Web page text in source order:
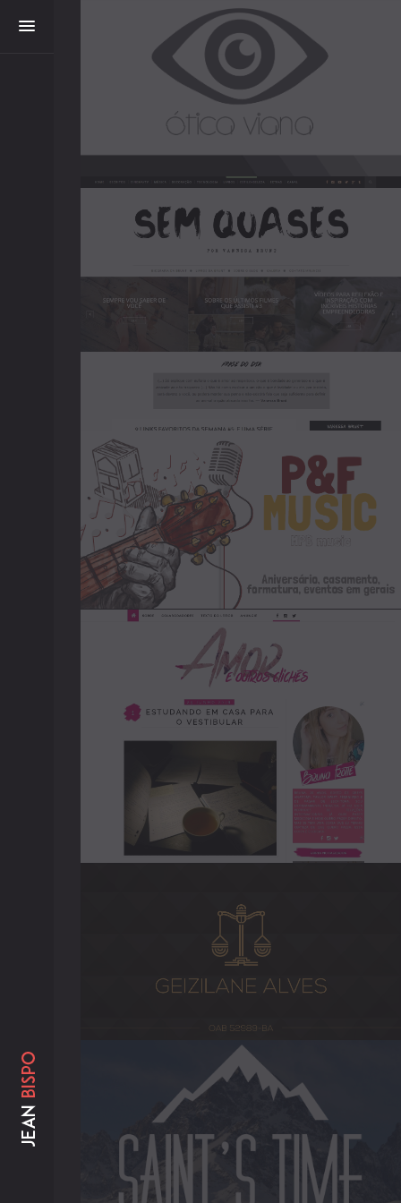
Ótica
Viana
Sem
Quases
Pai &
Filho
MPB
-
2016
Outros
Clichês
-
Geizilane
Alves
-
2017
Saint's
Time
-